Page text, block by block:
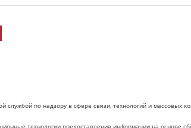
по надзору в сфере связи, технологий и массовых